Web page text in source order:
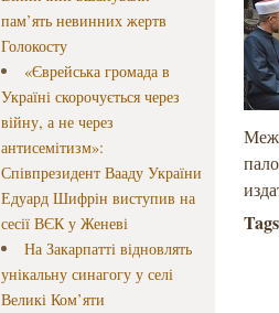
пам’ять невинних жертв
Голокосту
«Єврейська громада в
Україні скорочується через
війну, а не через
антисемітизм»:
Співпрезидент Вааду України
Едуард Шифрін виступив на
сесії ВЄК у Женеві
На Закарпатті відновлять
унікальну синагогу у селі
Великі Ком’яти